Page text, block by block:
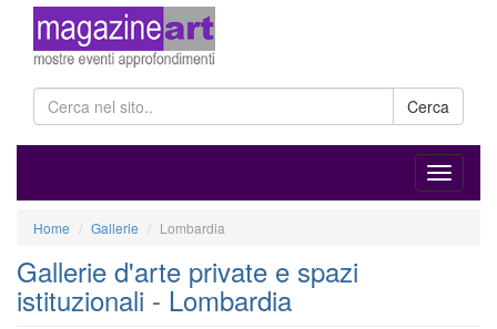
Cerca
Home Gallerie Lombardia
Gallerie d'arte private e spazi
istituzionali - Lombardia